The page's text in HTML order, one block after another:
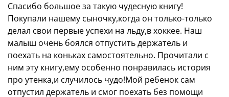
Спасибо большое за такую чудесную книгу!
Покупали нашему сыночку,когда он только-только
делал свои первые успехи на льду,в хоккее. Наш
малыш очень боялся отпустить держатель и
поехать на коньках самостоятельно. Прочитали с
ним эту книгу,ему особенно понравилась история
про утенка,и случилось чудо!Мой ребенок сам
отпустил держатель и смог поехать без помощи